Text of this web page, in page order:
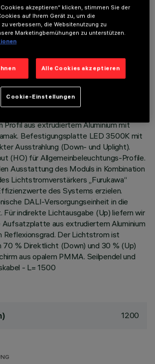
DATEN
Profil aus extrudiertem Aluminium mit
Befestigungsplatte LED 3500K mit
Ausstrahlung (Down- und Uplight).
(HO) für Allgemeinbeleuchtungs-Profile.
Ausstattung des Moduls in Kombination
Lichtstromverstärkers „Furukawa“
des Systems erzielen.
DALI-Versorgungseinheit in die
Für indirekte Lichtausgabe (Up) liefern wir
aus extrudiertem Aluminium
Reflexionsgrad. Der Lichtstrom ist
% Direktlicht (Down) und 30 % (Up)
aus opalem PMMA. Seilpendel und
- L= 1500
1200
Cookies akzeptieren“ klicken, stimmen Sie der
auf Ihrem Gerät zu, um die
verbessern, die Websitenutzung zu
Marketingbemühungen zu unterstützen.
Alle Cookies akzeptieren
Cookie-Einstellungen